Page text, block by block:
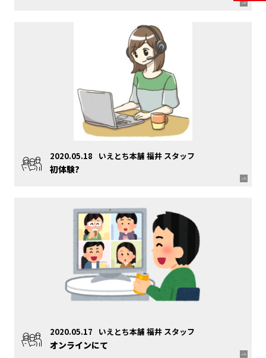
2020.05.18 いえとち本舗 福井 スタッフ
初体験?
2020.05.17 いえとち本舗 福井 スタッフ
オンラインにて